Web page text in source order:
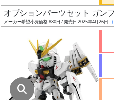
最
安
オプションパーツセット ガン
メーカー希望小売価格 880円 / 発売日 2025年4月26日